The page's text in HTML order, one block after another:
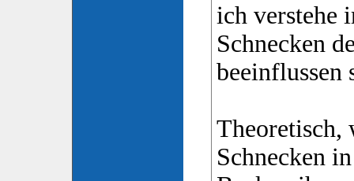
ich verstehe
Schnecken
beeinflussen
Theoretisch,
Schnecken